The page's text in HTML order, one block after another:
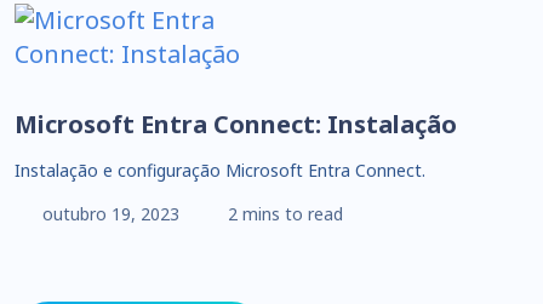
Microsoft Entra Connect: Instalação
Instalação e configuração Microsoft Entra Connect.
outubro 19, 2023
2 mins to read